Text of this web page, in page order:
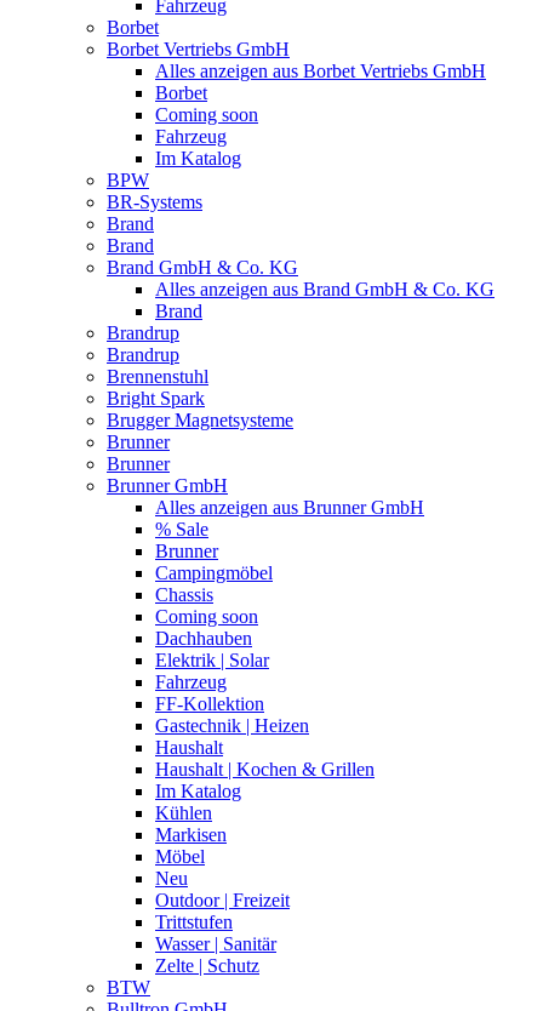
Fahrzeug
Borbet
Borbet Vertriebs GmbH
Alles anzeigen aus Borbet Vertriebs GmbH
Borbet
Coming soon
Fahrzeug
Im Katalog
BPW
BR-Systems
Brand
Brand
Brand GmbH & Co. KG
Alles anzeigen aus Brand GmbH & Co. KG
Brand
Brandrup
Brandrup
Brennenstuhl
Bright Spark
Brugger Magnetsysteme
Brunner
Brunner
Brunner GmbH
Alles anzeigen aus Brunner GmbH
% Sale
Brunner
Campingmöbel
Chassis
Coming soon
Dachhauben
Elektrik | Solar
Fahrzeug
FF-Kollektion
Gastechnik | Heizen
Haushalt
Haushalt | Kochen & Grillen
Im Katalog
Kühlen
Markisen
Möbel
Neu
Outdoor | Freizeit
Trittstufen
Wasser | Sanitär
Zelte | Schutz
BTW